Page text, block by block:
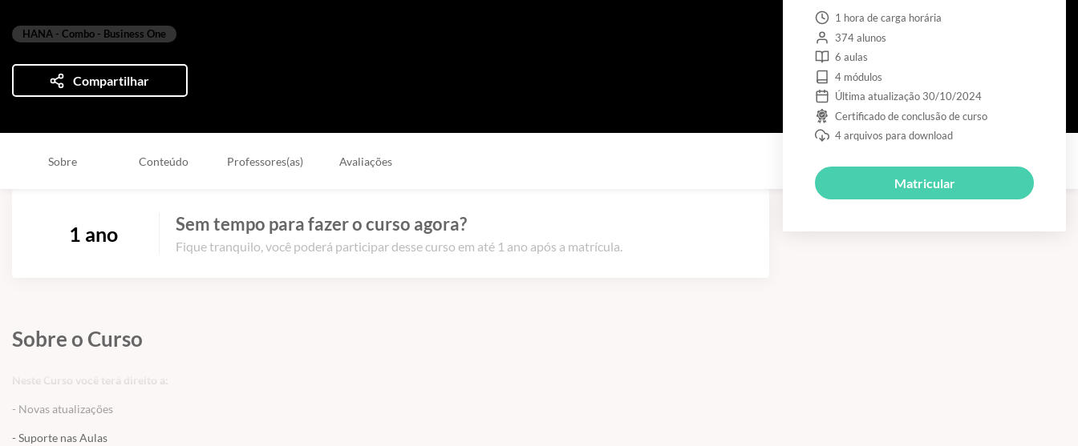
HANA - Combo - Business One
Compartilhar
Sobre Conteúdo Professores(as) Avaliações
1 ano Sem tempo para fazer o curso agora?
Fique tranquilo, você poderá participar desse curso em até 1 ano após a matrícula.
Sobre o Curso
Neste Curso você terá direito a:
- Novas atualizações
- Suporte nas Aulas
1 hora de carga horária
374 alunos
6 aulas
4 módulos
Última atualização 30/10/2024
Certificado de conclusão de curso
4 arquivos para download
Matricular